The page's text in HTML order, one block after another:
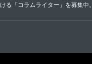
ける「コラムライター」を募集中。